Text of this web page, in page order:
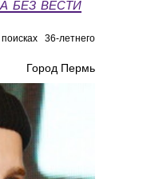
без вести
36-летнего
Город Пермь